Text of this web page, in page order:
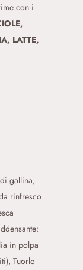
con i
LATTE,
gallina,
rinfresco
in polpa
Tuorlo